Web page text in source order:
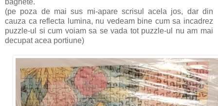
baghete.
(pe poza de mai sus mi-apare scrisul acela jos, dar din
cauza ca reflecta lumina, nu vedeam bine cum sa incadrez
puzzle-ul si cum voiam sa se vada tot puzzle-ul nu am mai
decupat acea portiune)